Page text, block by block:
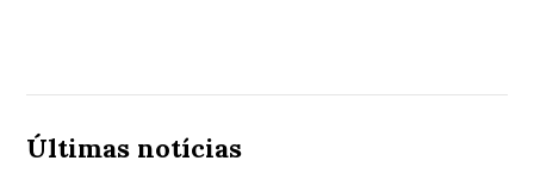
Últimas notícias